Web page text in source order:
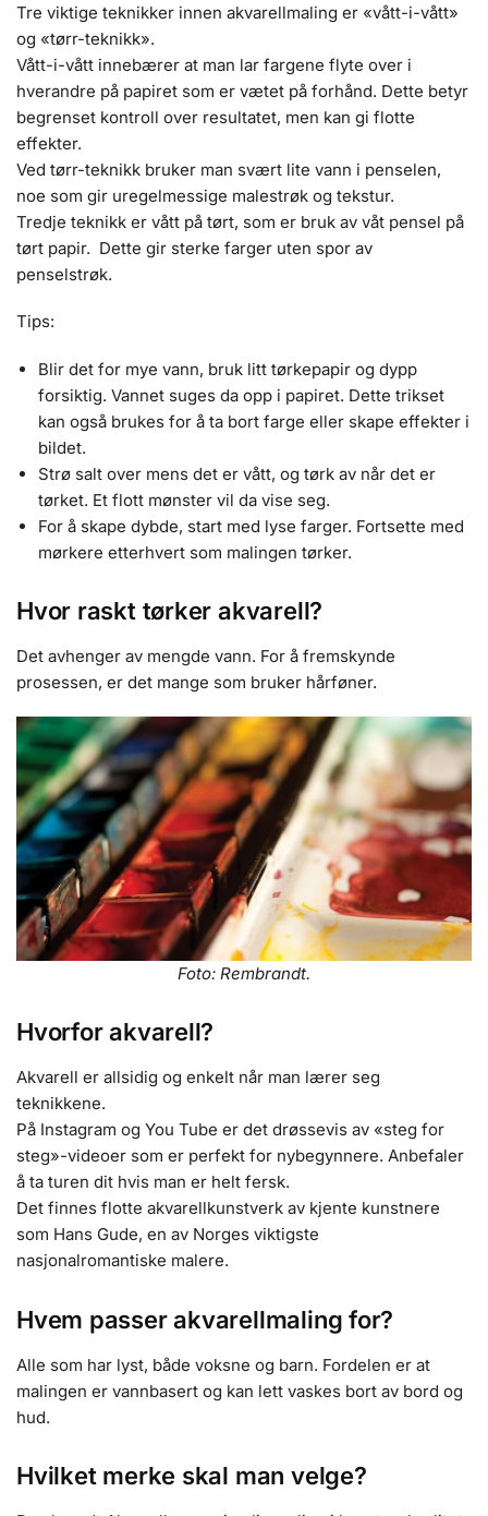
Tre viktige teknikker innen akvarellmaling er «vått-i-vått»
og «tørr-teknikk».
Vått-i-vått innebærer at man lar fargene flyte over i
hverandre på papiret som er vætet på forhånd. Dette betyr
begrenset kontroll over resultatet, men kan gi flotte
effekter.
Ved tørr-teknikk bruker man svært lite vann i penselen,
noe som gir uregelmessige malestrøk og tekstur.
Tredje teknikk er vått på tørt, som er bruk av våt pensel på
tørt papir. Dette gir sterke farger uten spor av
penselstrøk.
Tips:
Blir det for mye vann, bruk litt tørkepapir og dypp
forsiktig. Vannet suges da opp i papiret. Dette trikset
kan også brukes for å ta bort farge eller skape effekter i
bildet.
Strø salt over mens det er vått, og tørk av når det er
tørket. Et flott mønster vil da vise seg.
For å skape dybde, start med lyse farger. Fortsette med
mørkere etterhvert som malingen tørker.
Hvor raskt tørker akvarell?
Det avhenger av mengde vann. For å fremskynde
prosessen, er det mange som bruker hårføner.
Foto: Rembrandt.
Hvorfor akvarell?
Akvarell er allsidig og enkelt når man lærer seg
teknikkene.
På Instagram og You Tube er det drøssevis av «steg for
steg»-videoer som er perfekt for nybegynnere. Anbefaler
å ta turen dit hvis man er helt fersk.
Det finnes flotte akvarellkunstverk av kjente kunstnere
som Hans Gude, en av Norges viktigste
nasjonalromantiske malere.
Hvem passer akvarellmaling for?
Alle som har lyst, både voksne og barn. Fordelen er at
malingen er vannbasert og kan lett vaskes bort av bord og
hud.
Hvilket merke skal man velge?